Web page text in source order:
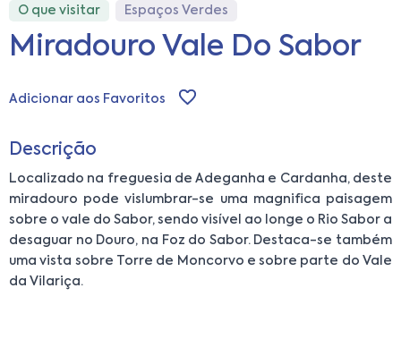
O que visitar Espaços Verdes
Miradouro Vale Do Sabor
Adicionar aos Favoritos
Descrição
Localizado na freguesia de Adeganha e Cardanha, deste
miradouro pode vislumbrar-se uma magnifica paisagem
sobre o vale do Sabor, sendo visível ao longe o Rio Sabor a
desaguar no Douro, na Foz do Sabor. Destaca-se também
uma vista sobre Torre de Moncorvo e sobre parte do Vale
da Vilariça.